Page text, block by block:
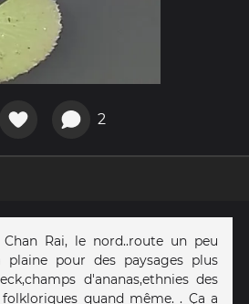
2
Rai, le nord..route un peu
pour des paysages plus
d'ananas,ethnies des
quand même. . Ça a